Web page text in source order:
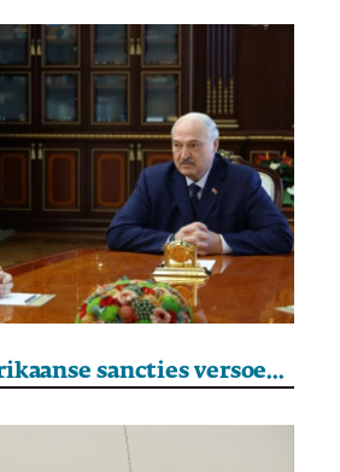
Belarus: Amerikaanse sancties versoepeld en 250 gevangenen vrijgelaten